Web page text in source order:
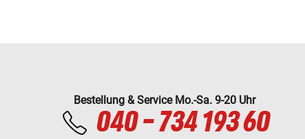
Bestellung & Service Mo.-Sa. 9-20 Uhr
040 - 734 193 60